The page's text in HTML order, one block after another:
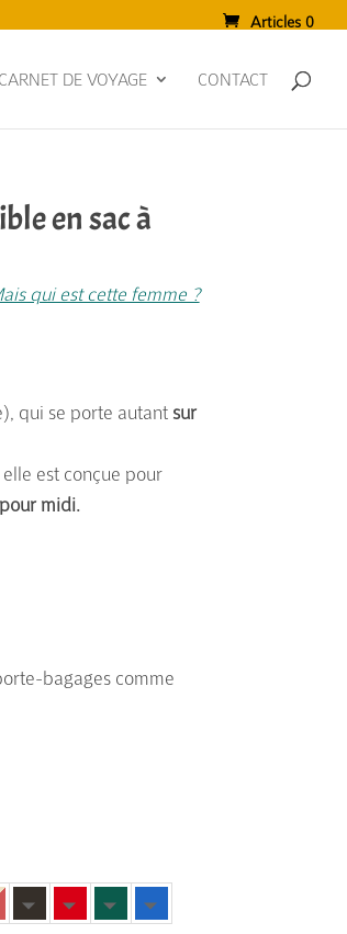
Articles 0
CARNET DE VOYAGE CONTACT
en sac à
qui est cette femme ?
qui se porte autant sur
est conçue pour
midi.
bagages comme